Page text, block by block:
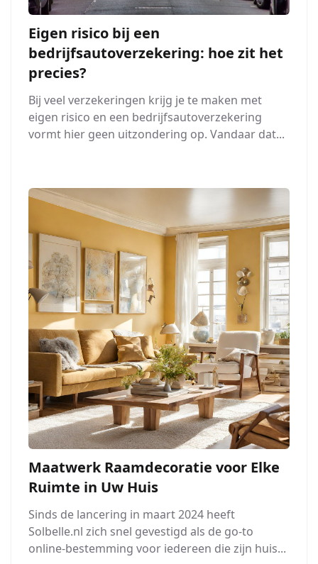
Eigen risico bij een
bedrijfsautoverzekering: hoe zit het
precies?
Bij veel verzekeringen krijg je te maken met
eigen risico en een bedrijfsautoverzekering
vormt hier geen uitzondering op. Vandaar dat...
Maatwerk Raamdecoratie voor Elke
Ruimte in Uw Huis
Sinds de lancering in maart 2024 heeft
Solbelle.nl zich snel gevestigd als de go-to
online-bestemming voor iedereen die zijn huis...